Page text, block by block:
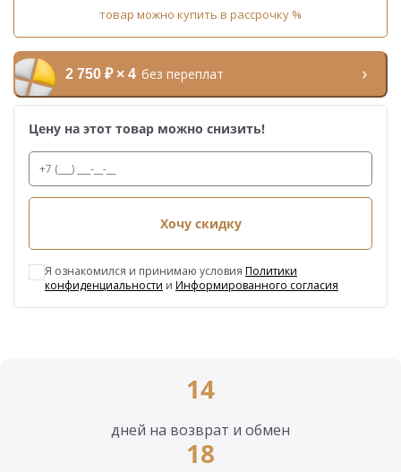
товар можно купить в рассрочку %
2 750 ₽ × 4 без переплат
Цену на этот товар можно снизить!
Хочу скидку
Я ознакомился и принимаю условия Политики
конфиденциальности и Информированного согласия
14
дней на возврат и обмен
18